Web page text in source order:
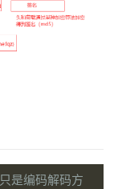
是编码解码方